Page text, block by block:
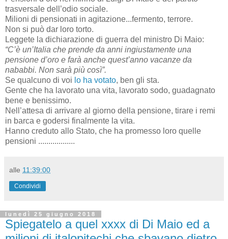
trasversale dell’odio sociale.
Milioni di pensionati in agitazione...fermento, terrore.
Non si può dar loro torto.
Leggete la dichiarazione di guerra del ministro Di Maio:
“C’è un’Italia che prende da anni ingiustamente una
pensione d’oro e farà anche quest’anno vacanze da
nababbi. Non sarà più così”.
Se qualcuno di voi lo ha votato, ben gli sta.
Gente che ha lavorato una vita, lavorato sodo, guadagnato
bene e benissimo.
Nell’attesa di arrivare al giorno della pensione, tirare i remi
in barca e godersi finalmente la vita.
Hanno creduto allo Stato, che ha promesso loro quelle
pensioni ..................
alle 11:39:00
Condividi
lunedì 25 giugno 2018
Spiegatelo a quel xxxx di Di Maio ed a